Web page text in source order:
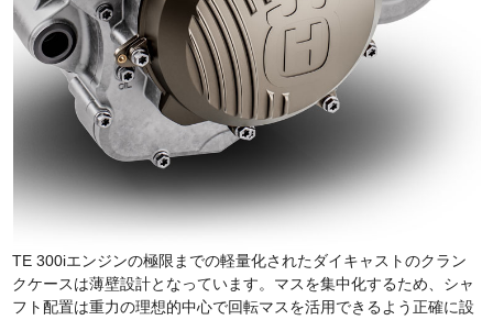
TE 300iエンジンの極限までの軽量化されたダイキャストのクラン
クケースは薄壁設計となっています。マスを集中化するため、シャ
フト配置は重力の理想的中心で回転マスを活用できるよう正確に設